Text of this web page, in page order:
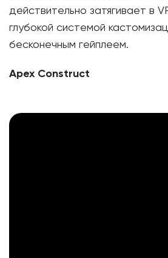
действительно затягивает в
глубокой системой
бесконечным гейплеем.
Apex Construct